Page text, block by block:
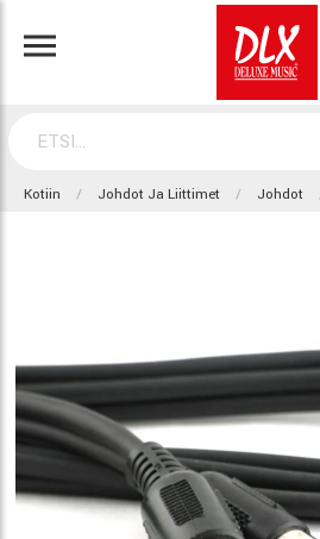
Kotiin Johdot Ja Liittimet Johdot